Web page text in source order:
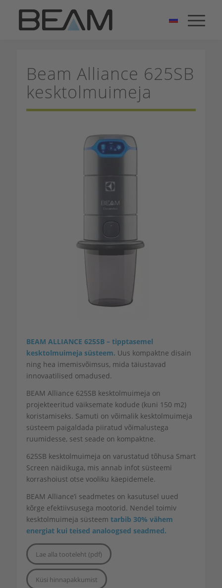
Beam Alliance 625SB
kesktolmuimeja
BEAM ALLIANCE 625SB – tipptasemel
kesktolmuimeja süsteem. Uus kompaktne disain
ning hea imemisvõimsus, mida täiustavad
innovaatilised omadused.
BEAM Alliance 625SB kesktolmuimeja on
projekteeritud väiksemate kodude (kuni 150 m2)
koristamiseks. Samuti on võimalik kesktolmuimeja
süsteem paigaldada piiratud võimalustega
ruumidesse, sest seade on kompaktne.
625SB kesktolmuimeja on varustatud tõhusa Smart
Screen näidikuga, mis annab infot süsteemi
korrashoiust otse vooliku käepidemele.
BEAM Alliance’i seadmetes on kasutusel uued
kõrge efektiivsusega mootorid. Nendel toimiv
kesktolmuimeja süsteem tarbib 30% vähem
energiat kui teised analoogsed seadmed.
Lae alla tooteleht (pdf)
Küsi hinnapakkumist